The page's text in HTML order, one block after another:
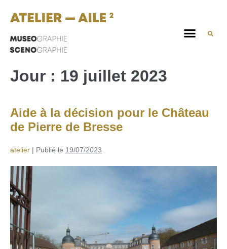
Jour : 19 juillet 2023
Aide à la décision pour le Château
de Pierre de Bresse
atelier | Publié le 19/07/2023